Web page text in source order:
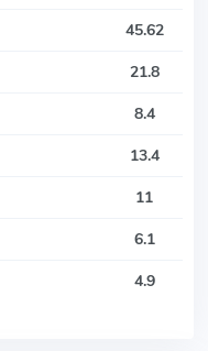
45.62
21.8
8.4
13.4
11
6.1
4.9